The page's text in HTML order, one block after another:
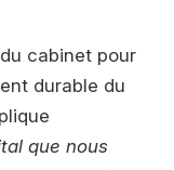
cabinet pour
durable du
que nous